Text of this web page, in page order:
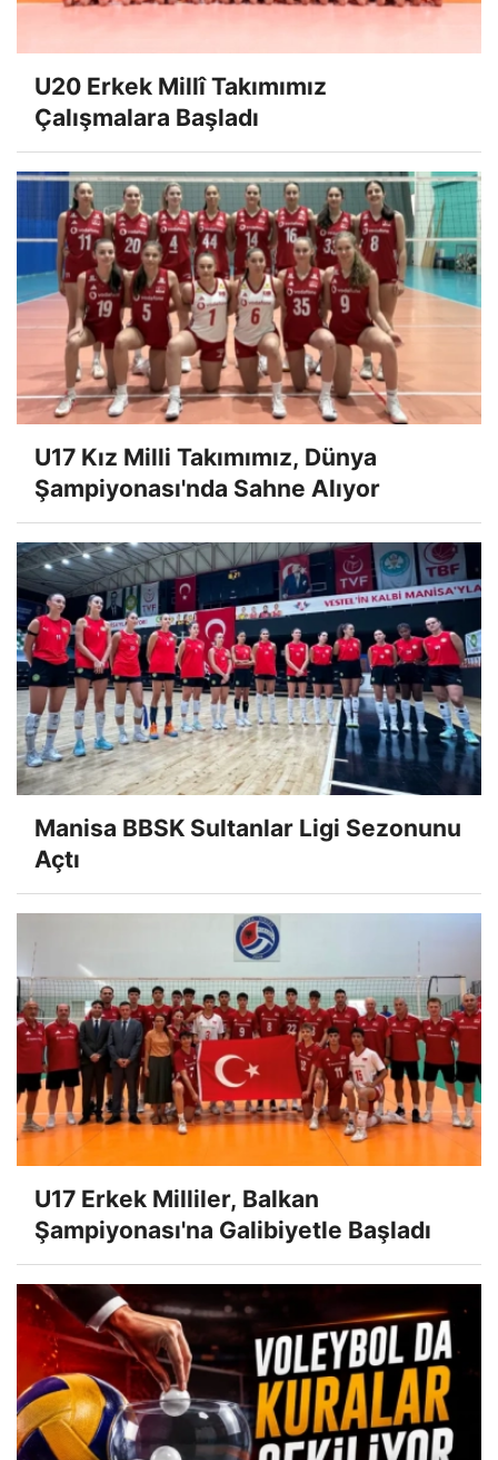
U20 Erkek Millî Takımımız
Çalışmalara Başladı
U17 Kız Milli Takımımız, Dünya
Şampiyonası'nda Sahne Alıyor
Manisa BBSK Sultanlar Ligi Sezonunu
Açtı
U17 Erkek Milliler, Balkan
Şampiyonası'na Galibiyetle Başladı